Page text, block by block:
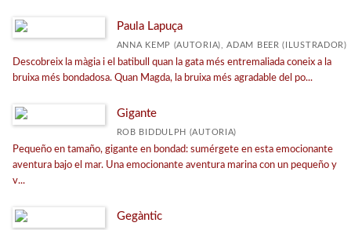
Paula Lapuça
ANNA KEMP (AUTORIA), ADAM BEER (ILUSTRADOR)
Descobreix la màgia i el batibull quan la gata més entremaliada coneix a la
bruixa més bondadosa. Quan Magda, la bruixa més agradable del po...
Gigante
ROB BIDDULPH (AUTORIA)
Pequeño en tamaño, gigante en bondad: sumérgete en esta emocionante
aventura bajo el mar. Una emocionante aventura marina con un pequeño y
v...
Gegàntic